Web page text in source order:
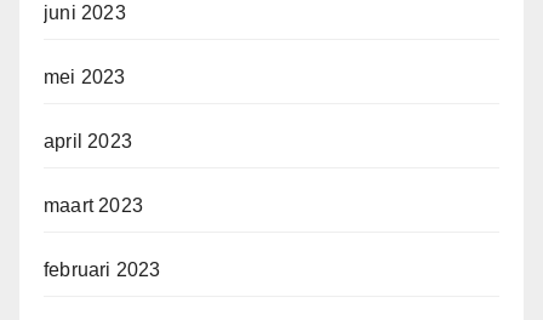
juni 2023
mei 2023
april 2023
maart 2023
februari 2023